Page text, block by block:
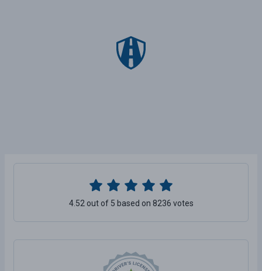
4.52 out of 5 based on 8236 votes